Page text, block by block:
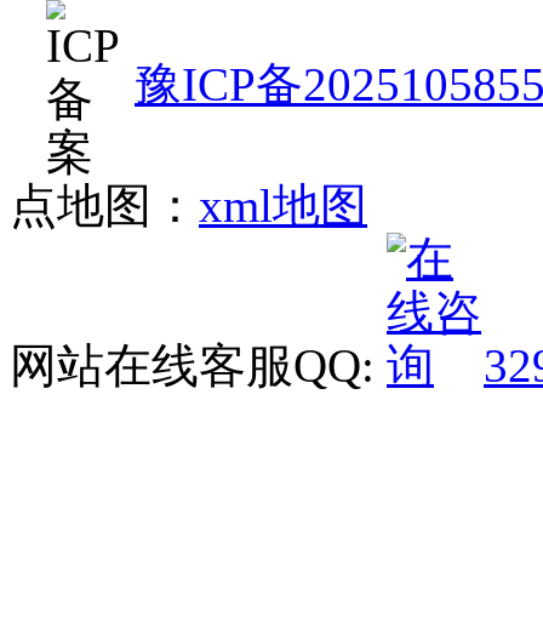
豫ICP备
点地图： xml地图
网站在线客服QQ: